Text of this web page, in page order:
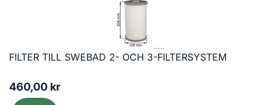
FILTER TILL SWEBAD 2- OCH 3-FILTERSYSTEM
460,00 kr